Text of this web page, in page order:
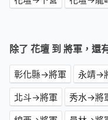
除了 花壇 到 將軍，還
彰化縣→將軍 永靖→
北斗→將軍
秀水→將